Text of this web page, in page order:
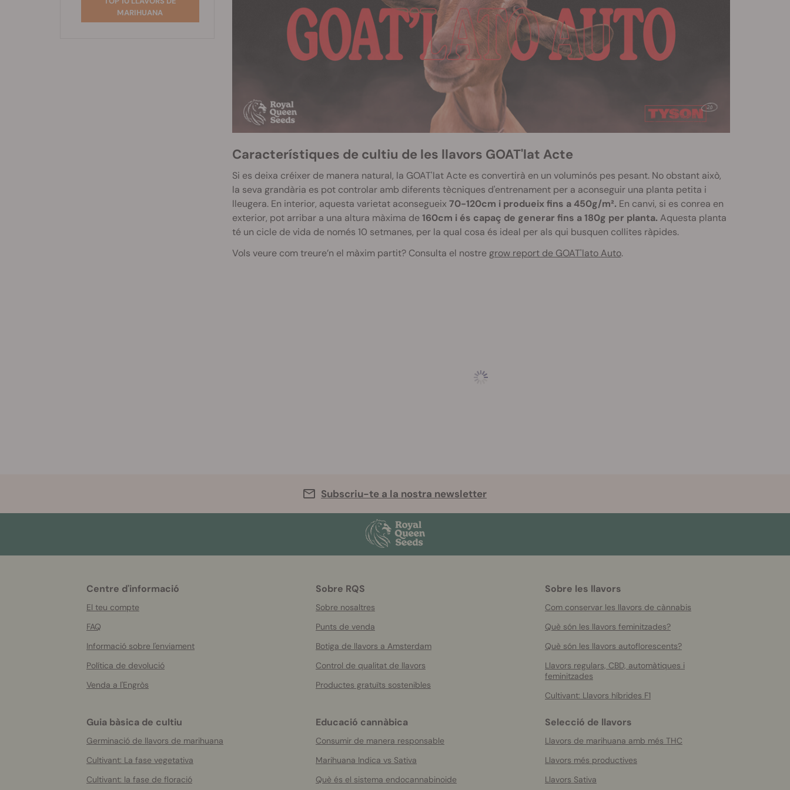
Característiques de cultiu de les llavors GOAT'lat Acte
Si es deixa créixer de manera natural, la GOAT'lat Acte es convertirà en un voluminós pes pesant. No obstant això,
la seva grandària es pot controlar amb diferents tècniques d'entrenament per a aconseguir una planta petita i
lleugera. En interior, aquesta varietat aconsegueix 70-120cm i produeix fins a 450g/m². En canvi, si es conrea en
exterior, pot arribar a una altura màxima de160cm i és capaç de generar fins a 180g per planta. Aquesta planta
té un cicle de vida de només 10 setmanes, per la qual cosa és ideal per als qui busquen collites ràpides.
Vols veure com treure’n el màxim partit? Consulta el nostre grow report de GOAT'lato Auto.
MARIHUANA
Subscriu-te a la nostra newsletter
Centre d'informació
El teu compte
FAQ
Informació sobre l'enviament
Política de devolució
Venda a l'Engròs
Sobre RQS
Sobre nosaltres
Punts de venda
Botiga de llavors a Amsterdam
Control de qualitat de llavors
Productes gratuïts sostenibles
Sobre les llavors
Com conservar les llavors de cànnabis
Què són les llavors feminitzades?
Què són les llavors autoflorescents?
Llavors regulars, CBD, automàtiques i
feminitzades
Cultivant: Llavors híbrides F1
Guia bàsica de cultiu
Germinació de llavors de marihuana
Cultivant: La fase vegetativa
Cultivant: la fase de floració
Educació cannàbica
Consumir de manera responsable
Marihuana Indica vs Sativa
Què és el sistema endocannabinoide
Selecció de llavors
Llavors de marihuana amb més THC
Llavors més productives
Llavors Sativa